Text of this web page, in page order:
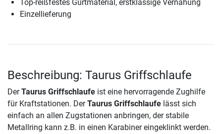
Top-reißfestes Gurtmaterial, erstklassige Vernähung
Einzellieferung
Beschreibung: Taurus Griffschlaufe
DerTaurus Griffschlaufe ist eine hervorragende Zughilfe
für Kraftstationen. DerTaurus Griffschlaufe lässt sich
einfach an allen Zugstationen anbringen, der stabile
Metallring kann z.B. in einen Karabiner eingeklinkt werden.